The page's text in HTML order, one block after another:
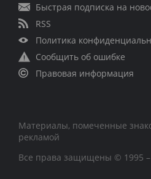
Быстрая подписка на
RSS
Политика
Сообщить об ошибке
Правовая информация
Материалы, помеченные
рекламой
Все права защищены © 1995 –